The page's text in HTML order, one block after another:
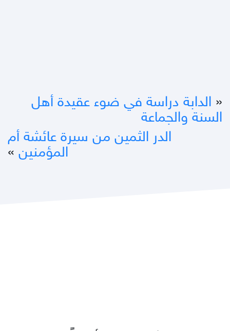
« الدابة دراسة في ضوء عقيدة أهل
السنة والجماعة
الدر الثمين من سيرة عائشة أم
المؤمنين »